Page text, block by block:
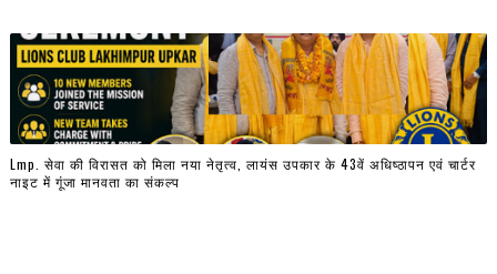
Lmp. सेवा की विरासत को मिला नया नेतृत्व, लायंस उपकार के 43वें अधिष्ठापन एवं चार्टर
नाइट में गूंजा मानवता का संकल्प